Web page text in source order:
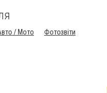
/ Мото
Фотозвіти